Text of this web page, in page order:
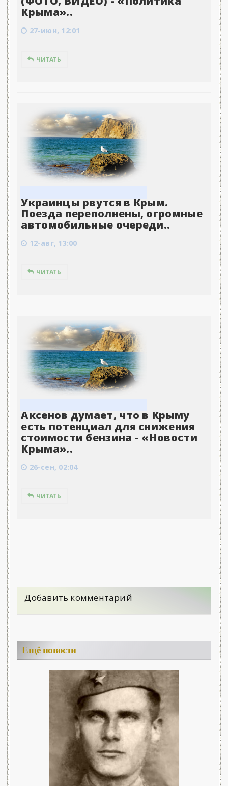
Крыма»..
27-июн, 12:01
ЧИТАТЬ
Украинцы рвутся в Крым.
Поезда переполнены, огромные
автомобильные очереди..
12-авг, 13:00
ЧИТАТЬ
Аксенов думает, что в Крыму
есть потенциал для снижения
стоимости бензина - «Новости
Крыма»..
26-сен, 02:04
ЧИТАТЬ
Добавить комментарий
Ещё новости